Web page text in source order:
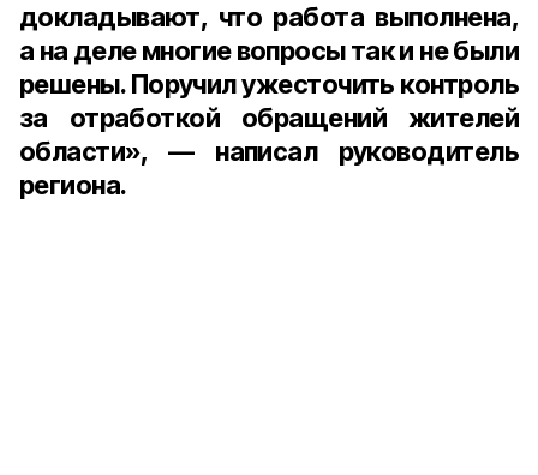
докладывают, что работа выполнена,
а на деле многие вопросы так и не были
решены. Поручил ужесточить контроль
за отработкой обращений жителей
области», — написал руководитель
региона.